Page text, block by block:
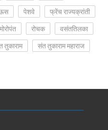
पेशवे
फ्रेंच राज्यक्रांती
मोरोपंत रोचक
वसंततिलका
तुकाराम
संत तुकाराम महाराज